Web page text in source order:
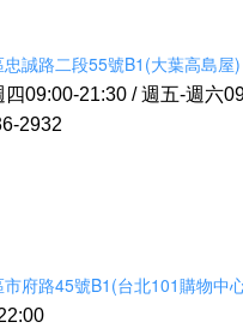
誠路二段55號B1(大葉高島屋)
四09:00-21:30 / 週五-週六
2932
府路45號B1(台北101購物中